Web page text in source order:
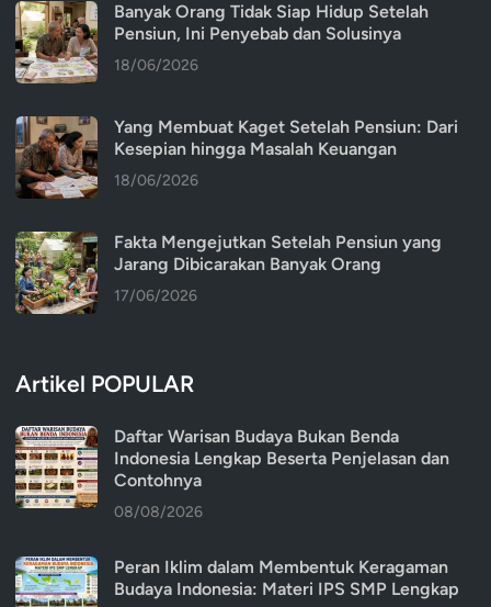
Banyak Orang Tidak Siap Hidup Setelah
Pensiun, Ini Penyebab dan Solusinya
18/06/2026
Yang Membuat Kaget Setelah Pensiun: Dari
Kesepian hingga Masalah Keuangan
18/06/2026
Fakta Mengejutkan Setelah Pensiun yang
Jarang Dibicarakan Banyak Orang
17/06/2026
Artikel POPULAR
Daftar Warisan Budaya Bukan Benda
Indonesia Lengkap Beserta Penjelasan dan
Contohnya
08/08/2026
Peran Iklim dalam Membentuk Keragaman
Budaya Indonesia: Materi IPS SMP Lengkap